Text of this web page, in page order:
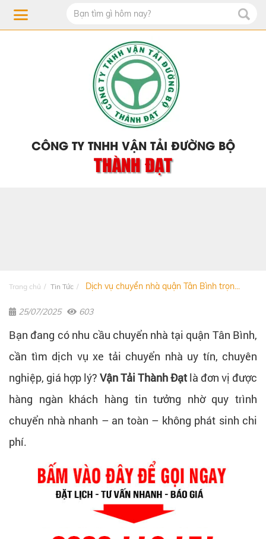
CÔNG TY TNHH VẬN TẢI ĐƯỜNG BỘ
THÀNH ĐẠT
Trang chủ Tin Tức Dịch vụ chuyển nhà quận Tân Bình trọn...
25/07/2025 603
Bạn đang có nhu cầu chuyển nhà tại quận Tân Bình,
cần tìm dịch vụ xe tải chuyển nhà uy tín, chuyên
nghiệp, giá hợp lý? Vận Tải Thành Đạt là đơn vị được
hàng ngàn khách hàng tin tưởng nhờ quy trình
chuyển nhà nhanh – an toàn – không phát sinh chi
phí.